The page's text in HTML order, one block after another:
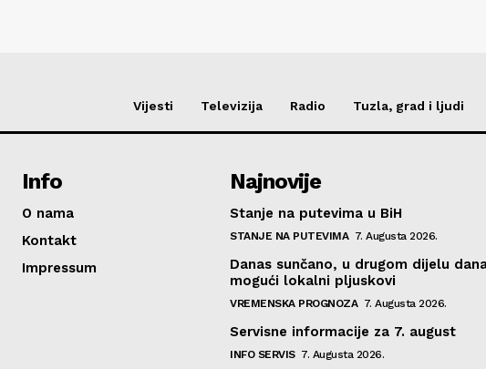
Vijesti Televizija Radio Tuzla, grad i ljudi
Info
O nama
Kontakt
Impressum
Najnovije
Stanje na putevima u BiH
STANJE NA PUTEVIMA 7. Augusta 2026.
Danas sunčano, u drugom dijelu
mogući lokalni pljuskovi
VREMENSKA PROGNOZA 7. Augusta 2026.
Servisne informacije za 7. august
INFO SERVIS 7. Augusta 2026.